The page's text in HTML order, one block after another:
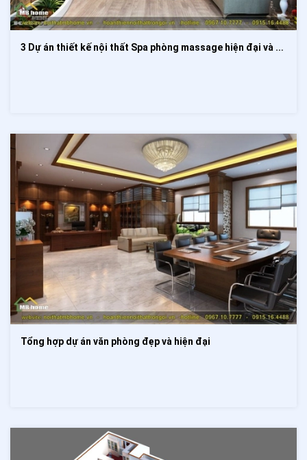
3 Dự án thiết kế nội thất Spa phòng massage hiện đại và ấm cúng 2020
Tổng hợp dự án văn phòng đẹp và hiện đại